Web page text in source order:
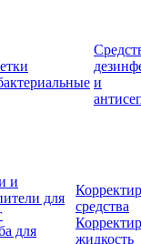
и
и
для
для
средства
жидкость